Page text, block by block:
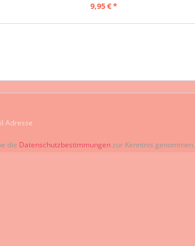
9,95 € *
die Datenschutzbestimmungenzur Kenntnis genommen.